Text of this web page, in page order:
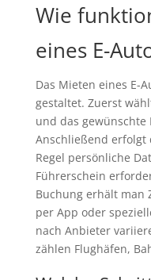
Wie
eines E-
Das Mieten eines E-
gestaltet. Zuerst
und das gewünschte
Anschließend
Regel persönliche
Führerschein
Buchung erhält man
per App oder
nach Anbieter
zählen Flughäfen,